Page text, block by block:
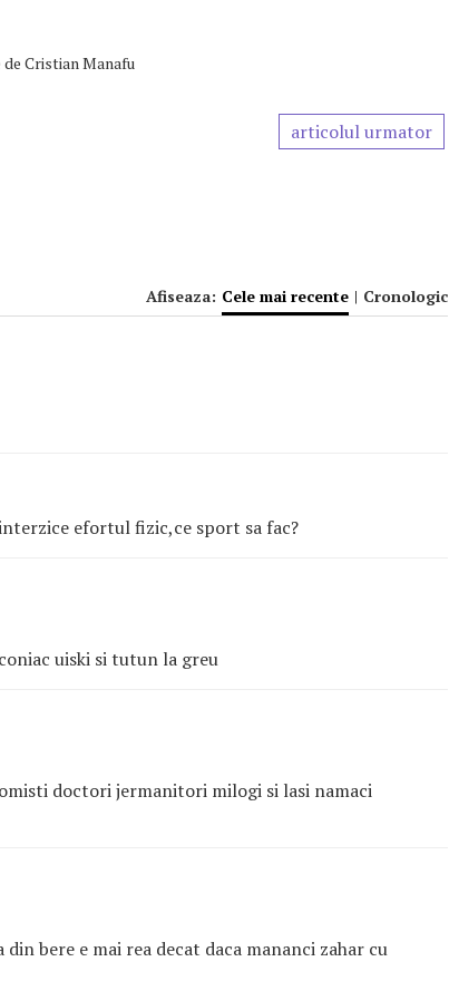
de Cristian Manafu
articolul urmator
Afiseaza: Cele mai recente | Cronologic
efortul fizic,ce sport sa fac?
uiski si tutun la greu
doctori jermanitori milogi si lasi namaci
bere e mai rea decat daca mananci zahar cu